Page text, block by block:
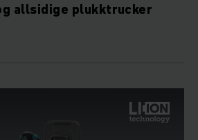
allsidige plukktrucker